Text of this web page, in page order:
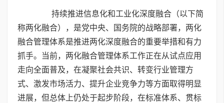
持续推进信息化和工业化深度融合（以下简
称两化融合），是党中央、国务院的战略部署，两化
融合管理体系是推进两化深度融合的重要举措和有力
抓手。当前，两化融合管理体系工作正在从试点应用
走向全面普及，在凝聚社会共识、转变行业管理方
式、激发市场活力、提升企业竞争力等方面取得明显
进展，但总体上仍处于起步阶段，在标准体系、贯标